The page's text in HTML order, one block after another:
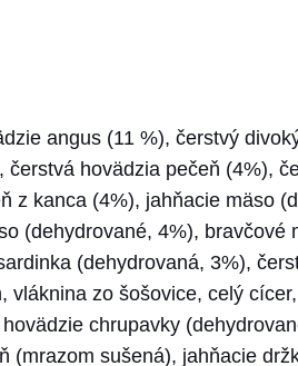
angus (11 %), čerstvý
čerstvá hovädzia pečeň (4%),
z kanca (4%), jahňacie mäso
(dehydrované, 4%),
(dehydrovaná, 3%),
vláknina zo šošovice, celý
chrupavky
(mrazom sušená), jahňacie